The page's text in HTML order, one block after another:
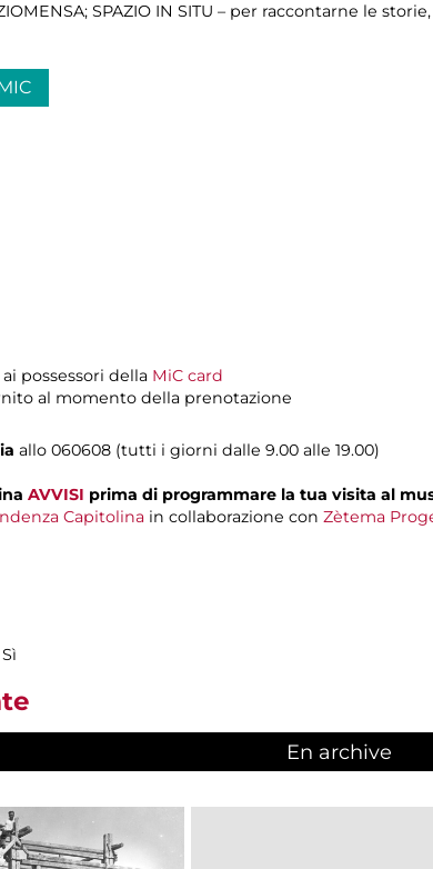
SPAZIO IN SITU – per raccontarne le
possessori della MiC card
al momento della prenotazione
allo 060608 (tutti i giorni dalle 9.00 alle 19.00)
AVVISI prima di programmare la tua visita al
Capitolina in collaborazione con Zètema
Sì
En archive